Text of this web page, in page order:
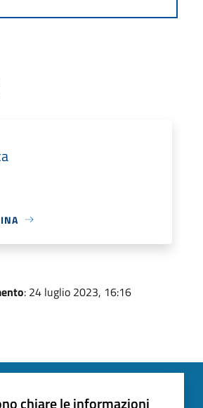
: 24 luglio 2023, 16:16
chiare le informazioni